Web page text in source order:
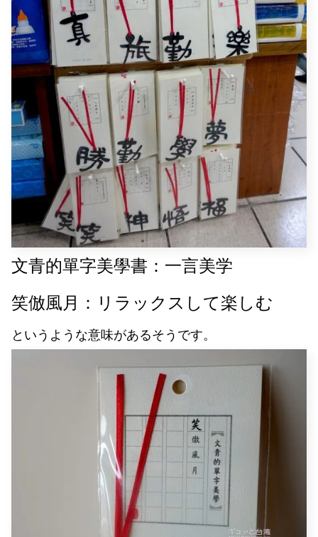
文青的單字美學書：一言美学
笑倣風月： リラックスして楽しむ
というような意味があるそうです。